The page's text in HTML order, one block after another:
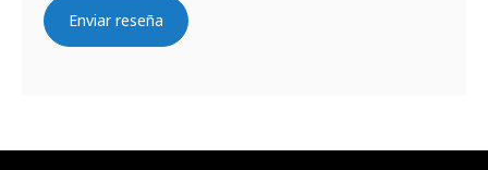
Enviar reseña